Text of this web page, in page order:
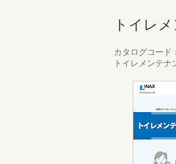
トイレ
カタログコード
トイレメンテナ